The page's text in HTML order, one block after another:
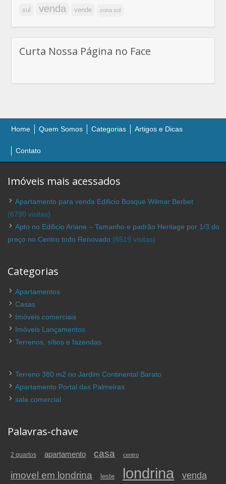
sul venda vende zona sul
Curta Nossa Página no Face
Home Quem Somos Categorias Artigos e Dicas
Contato
Imóveis mais acessados
Apartamento para venda Edificio Bosque Wilmar Berbet
(6790 visitas)
Apto no Edificio Ariane – Tamanho e padrão Heritage por 1/3 do
preço no Centro todo Renovado (6519 visitas)
Categorias
Apartamentos
Casas
Imóveis comerciais
Imóveis Lançamentos
Terrenos, sítios e fazendas
Terreno 380 m2 no Jardim Continental Barato
Apartamento Portal das Palmeiras
sala comercial
Palavras-chave
2 quartos apartamento casa centro
imovel em londrina leste londrina venda